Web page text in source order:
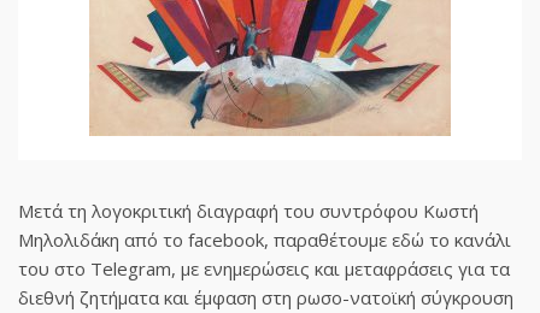
Μετά τη λογοκριτική διαγραφή του συντρόφου Κωστή
Μηλολιδάκη από το facebook, παραθέτουμε εδώ το κανάλι
του στο Telegram, με ενημερώσεις και μεταφράσεις για τα
διεθνή ζητήματα και έμφαση στη ρωσο-νατοϊκή σύγκρουση